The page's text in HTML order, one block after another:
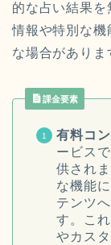
的な占い結果を
情報や特別な機
な場合がありま
課金要素
有料コ
ービス
供され
な機能
テンツ
す。こ
やカス